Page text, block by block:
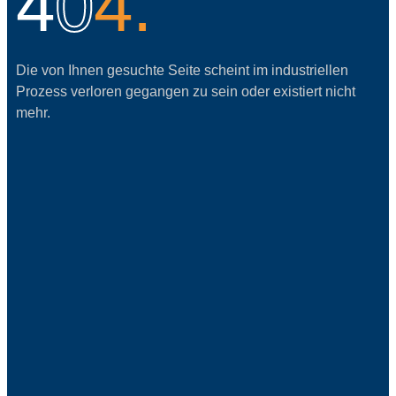
Die von Ihnen gesuchte Seite scheint im industriellen
Prozess verloren gegangen zu sein oder existiert nicht
mehr.